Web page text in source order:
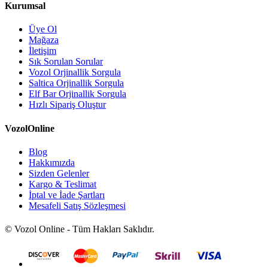
Kurumsal
Üye Ol
Mağaza
İletişim
Sık Sorulan Sorular
Vozol Orjinallik Sorgula
Saltica Orjinallik Sorgula
Elf Bar Orjinallik Sorgula
Hızlı Sipariş Oluştur
VozolOnline
Blog
Hakkımızda
Sizden Gelenler
Kargo & Teslimat
İptal ve İade Şartları
Mesafeli Satış Sözleşmesi
© Vozol Online - Tüm Hakları Saklıdır.